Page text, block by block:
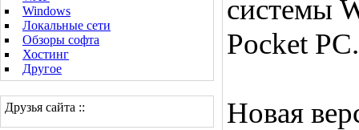
Windows
Локальные сети
Обзоры софта
Хостинг
Другое
Друзья сайта ::
системы
Pocket PC.
Новая